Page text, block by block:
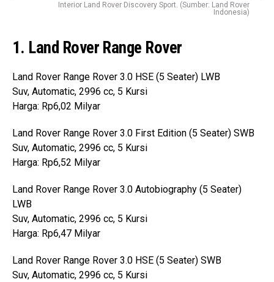
Interior Land Rover Discovery Sport. (Sumber: Land Rover
Indonesia)
1. Land Rover Range Rover
Land Rover Range Rover 3.0 HSE (5 Seater) LWB
Suv, Automatic, 2996 cc, 5 Kursi
Harga: Rp6,02 Milyar
Land Rover Range Rover 3.0 First Edition (5 Seater) SWB
Suv, Automatic, 2996 cc, 5 Kursi
Harga: Rp6,52 Milyar
Land Rover Range Rover 3.0 Autobiography (5 Seater)
LWB
Suv, Automatic, 2996 cc, 5 Kursi
Harga: Rp6,47 Milyar
Land Rover Range Rover 3.0 HSE (5 Seater) SWB
Suv, Automatic, 2996 cc, 5 Kursi